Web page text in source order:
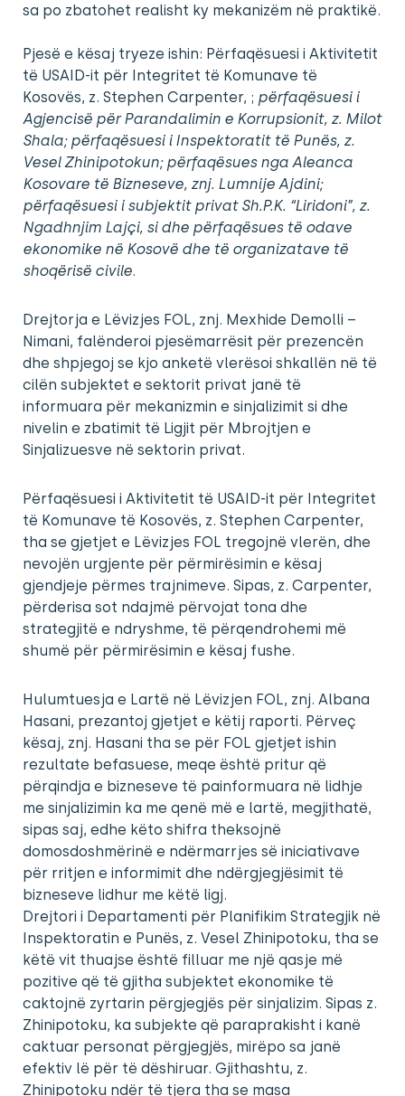
sa po zbatohet realisht ky mekanizëm në praktikë.
Pjesë e kësaj tryeze ishin: Përfaqësuesi i Aktivitetit
të USAID-it për Integritet të Komunave të
Kosovës, z. Stephen Carpenter, ; përfaqësuesi i
Agjencisë për Parandalimin e Korrupsionit, z. Milot
Shala; përfaqësuesi i Inspektoratit të Punës, z.
Vesel Zhinipotokun; përfaqësues nga Aleanca
Kosovare të Bizneseve, znj. Lumnije Ajdini;
përfaqësuesi i subjektit privat Sh.P.K. “Liridoni”, z.
Ngadhnjim Lajçi, si dhe përfaqësues të odave
ekonomike në Kosovë dhe të organizatave të
shoqërisë civile.
Drejtorja e Lëvizjes FOL, znj. Mexhide Demolli –
Nimani, falënderoi pjesëmarrësit për prezencën
dhe shpjegoj se kjo anketë vlerësoi shkallën në të
cilën subjektet e sektorit privat janë të
informuara për mekanizmin e sinjalizimit si dhe
nivelin e zbatimit të Ligjit për Mbrojtjen e
Sinjalizuesve në sektorin privat.
Përfaqësuesi i Aktivitetit të USAID-it për Integritet
të Komunave të Kosovës, z. Stephen Carpenter,
tha se gjetjet e Lëvizjes FOL tregojnë vlerën, dhe
nevojën urgjente për përmirësimin e kësaj
gjendjeje përmes trajnimeve. Sipas, z. Carpenter,
përderisa sot ndajmë përvojat tona dhe
strategjitë e ndryshme, të përqendrohemi më
shumë për përmirësimin e kësaj fushe.
Hulumtuesja e Lartë në Lëvizjen FOL, znj. Albana
Hasani, prezantoj gjetjet e këtij raporti. Përveç
kësaj, znj. Hasani tha se për FOL gjetjet ishin
rezultate befasuese, meqe është pritur që
përqindja e bizneseve të painformuara në lidhje
me sinjalizimin ka me qenë më e lartë, megjithatë,
sipas saj, edhe këto shifra theksojnë
domosdoshmërinë e ndërmarrjes së iniciativave
për rritjen e informimit dhe ndërgjegjësimit të
bizneseve lidhur me këtë ligj.
Drejtori i Departamenti për Planifikim Strategjik në
Inspektoratin e Punës, z. Vesel Zhinipotoku, tha se
këtë vit thuajse është filluar me një qasje më
pozitive që të gjitha subjektet ekonomike të
caktojnë zyrtarin përgjegjës për sinjalizim. Sipas z.
Zhinipotoku, ka subjekte që paraprakisht i kanë
caktuar personat përgjegjës, mirëpo sa janë
efektiv lë për të dëshiruar. Gjithashtu, z.
Zhinipotoku ndër të tjera tha se masa